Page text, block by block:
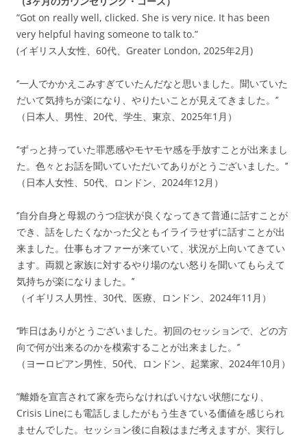
”Got on really well, clicked. She is very nice. It has been
very helpful having someone to talk to.”
(イギリス人女性、60代、Greater London, 2025年2月)
‘’一人でかかえこみすぎていたんだなと思いました。聞いていた
だいて気持ちが楽になり、やりたいことが見えてきました。’’
（日本人、男性、20代、学生、東京、2025年1月）
‘’ずっと持っていた罪悪感やモヤモヤ感を手放すことが出来まし
た。色々とお話を聞いていただいてありがとうございました。’’
（日本人女性、50代、ロンドン、2024年12月）
‘’自分自身と母親のうつ症状が良くなってきて普通に話すことが
でき、話をしたくなかった父ともイライラせずに話すことが出
来ました。仕事もオファーが来ていて、状況が上向いてきてい
ます。両親と家族に対するやり場のない怒りを聞いてもらえて
気持ちが楽になりました。’’
（イギリス人男性、30代、医療、ロンドン、2024年11月）
‘’昨日はありがとうございました。初回のセッションで、どの方
向で何が出来るのかを模索することが出来ました。’’
（ヨーロピアン男性、50代、ロンドン、起業家、2024年10月）
”離婚を宣言されて家を売らなければいけない状態になり、
Crisis Lineにも電話しましたがもう生きている価値を感じられ
ませんでした。セッション後に自殺はまだ考えますが、実行し